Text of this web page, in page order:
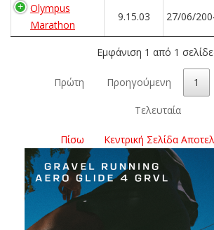
Olympus
Marathon
9.15.03 27/06/
Εμφάνιση 1 από 1
Πρώτη Προηγούμενη 1
Τελευταία
Πίσω Κεντρική Σελίδα